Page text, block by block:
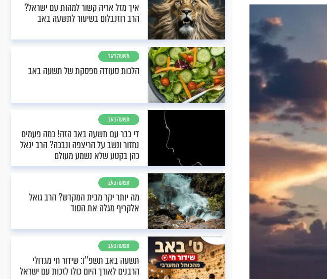
איך מזל אריה קשור למהות עם ישראל?
הרב רוזנבלום בשיעור לתשעה באב
תשעה באב
הלכות סעודה מפסקת של תשעה באב
תשעה באב
די כבר עם תשעה באב הזה! כמה פעמים
נחזור ונשב על הריצפה ונבכה? הרב יגאל
כהן בקטע שלא נשמע מעולם
תשעה באב
מה יותר יקר מבית המקדש? הרב גואל
אלקריף מגלה את הסוד
תשעה באב
תשעה באב תשפ''ו: שידור חי מגדולי
הרבנים לאורך היום כולו לזכות עם ישראל